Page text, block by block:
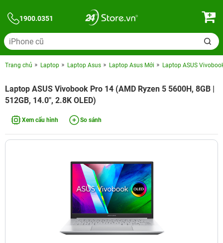
1900.0351
Trang chủ Laptop Laptop Asus Laptop Asus Mới Laptop ASUS
Laptop ASUS Vivobook Pro 14 (AMD Ryzen 5 5600H, 8GB |
512GB, 14.0", 2.8K OLED)
Xem cấu hình So sánh